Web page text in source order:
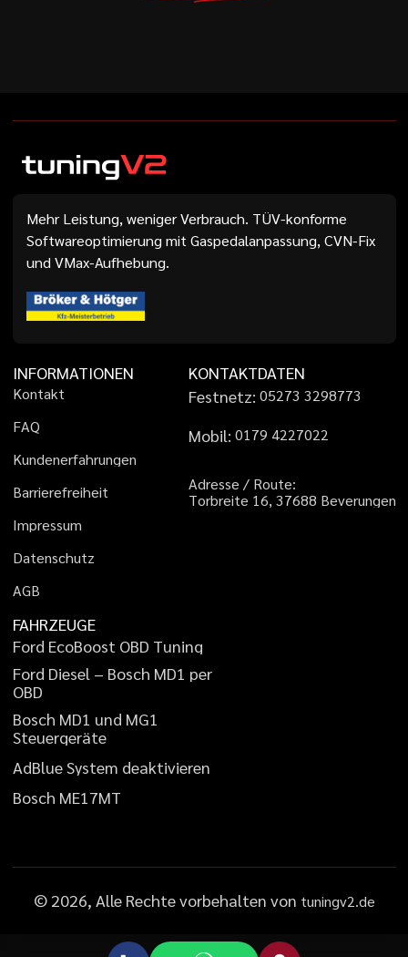
Mehr Leistung, weniger Verbrauch. TÜV-konforme
Softwareoptimierung mit Gaspedalanpassung, CVN-Fix
und VMax-Aufhebung.
INFORMATIONEN
Kontakt
FAQ
Kundenerfahrungen
Barrierefreiheit
Impressum
Datenschutz
AGB
KONTAKTDATEN
Festnetz: 05273 3298773
Mobil: 01 79 4227022
Adresse / Route:
Torbreite 16, 37688 Beverungen
FAHRZEUGE
Ford EcoBoost OBD Tuning
Ford Diesel – Bosch MD1 per
OBD
Bosch MD1 und MG1
Steuergeräte
AdBlueSystem deaktivieren
Bosch ME17MT
© 2026, Alle Rechte vorbehalten von tuningv2.de